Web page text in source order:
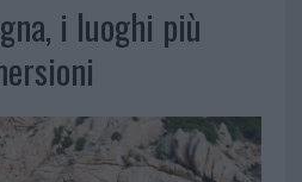
i luoghi più